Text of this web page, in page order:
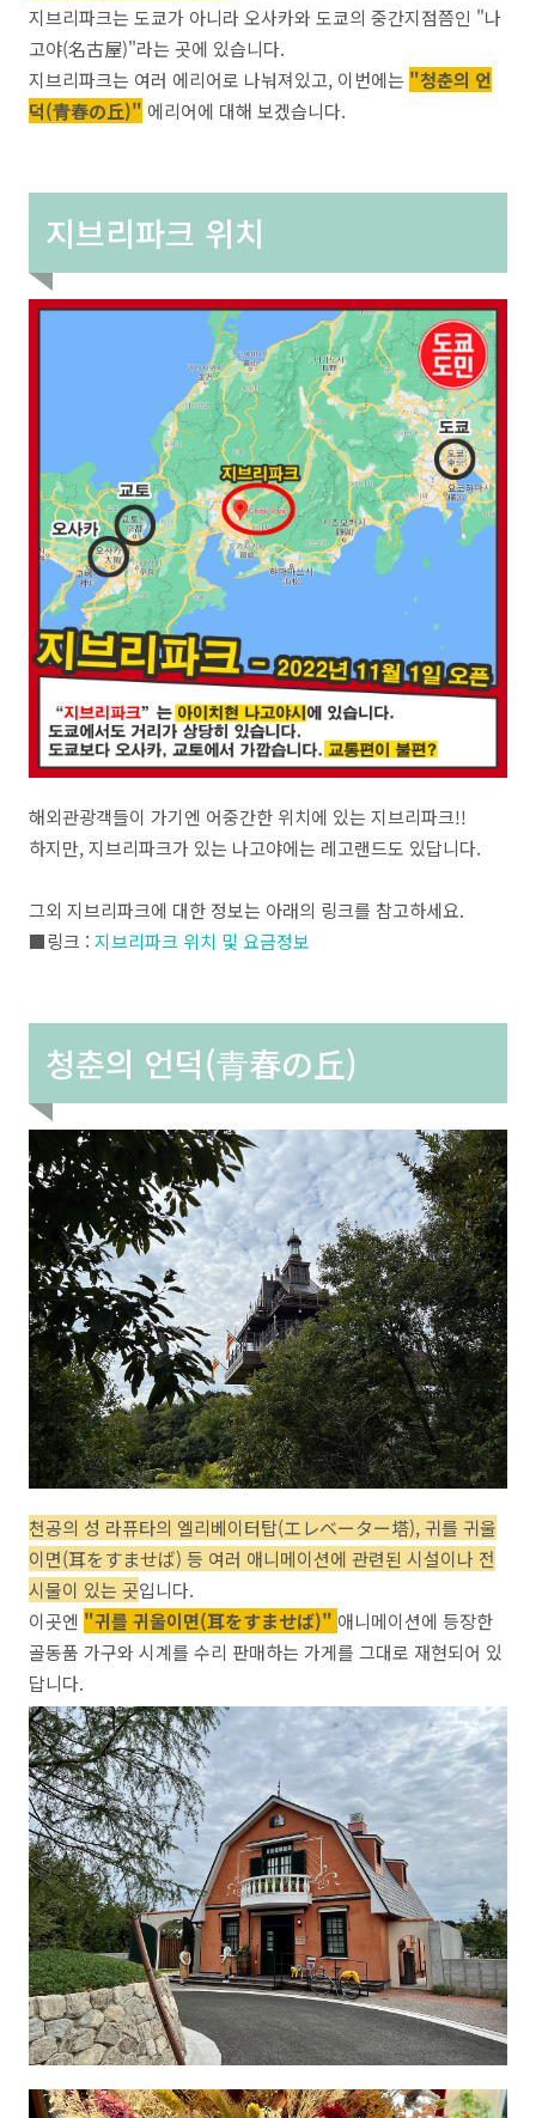
지브리파크는 도쿄가 아니라 오사카와 도쿄의 중간지점쯤인 "나
고야(名古屋)"라는 곳에 있습니다.
지브리파크는 여러 에리어로 나눠져있고, 이번에는 "청춘의 언
덕(青春の丘)" 에리어에 대해 보겠습니다.
지브리파크 위치
해외관광객들이 가기엔 어중간한 위치에 있는 지브리파크!!
하지만, 지브리파크가 있는 나고야에는 레고랜드도 있답니다.
그외 지브리파크에 대한 정보는 아래의 링크를 참고하세요.
■링크 : 지브리파크 위치 및 요금정보
청춘의 언덕(青春の丘)
천공의 성 라퓨타의 엘리베이터탑(エレベーター塔), 귀를 귀울
이면(耳をすませば) 등 여러 애니메이션에 관련된 시설이나 전
시물이 있는 곳입니다.
이곳엔 "귀를 귀울이면(耳をすませば)" 애니메이션에 등장한
골동품 가구와 시계를 수리 판매하는 가게를 그대로 재현되어 있
답니다.